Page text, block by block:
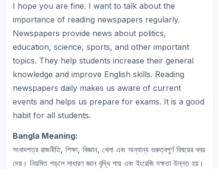
I hope you are fine. I want to talk about the
importance of reading newspapers regularly.
Newspapers provide news about politics,
education, science, sports, and other important
topics. They help students increase their general
knowledge and improve English skills. Reading
newspapers daily makes us aware of current
events and helps us prepare for exams. It is a good
habit for all students.
Bangla Meaning:
সংবাদপত্র রাজনীতি, শিক্ষা, বিজ্ঞান, খেলা এবং অন্যান্য গুরুত্বপূর্ণ বিষয়ের খবর
দেয়। নিয়মিত পড়লে সাধারণ জ্ঞান বৃদ্ধি পায় এবং ইংরেজি দক্ষতা উন্নত হয়।